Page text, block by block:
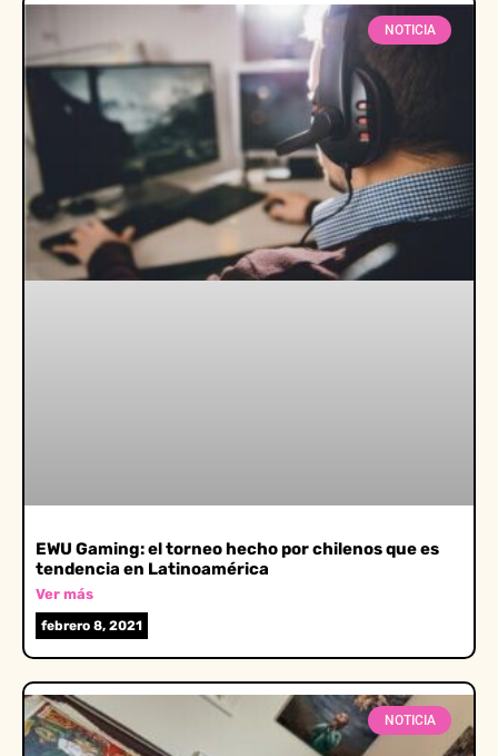
NOTICIA
EWU Gaming: el torneo hecho por chilenos que es
tendencia en Latinoamérica
Ver más
febrero 8, 2021
NOTICIA